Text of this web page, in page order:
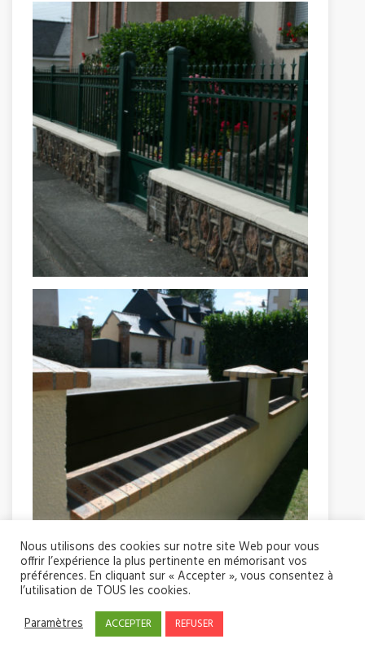
Nous utilisons des cookies sur notre site Web pour vous
offrir l’expérience la plus pertinente en mémorisant vos
préférences. En cliquant sur « Accepter », vous consentez à
l’utilisation de TOUS les cookies.
Paramètres
ACCEPTER REFUSER